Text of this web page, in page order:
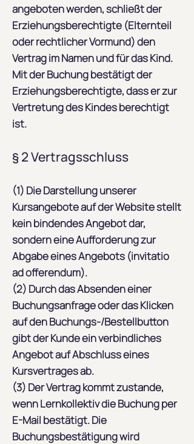
angeboten werden, schließt der
Erziehungsberechtigte (Elternteil
oder rechtlicher Vormund) den
Vertrag im Namen und für das Kind.
Mit der Buchung bestätigt der
Erziehungsberechtigte, dass er zur
Vertretung des Kindes berechtigt
ist.
§ 2 Vertragsschluss
(1) Die Darstellung unserer
Kursangebote auf der Website stellt
kein bindendes Angebot dar,
sondern eine Aufforderung zur
Abgabe eines Angebots (invitatio
ad offerendum).
(2) Durch das Absenden einer
Buchungsanfrage oder das Klicken
auf den Buchungs-/Bestellbutton
gibt der Kunde ein verbindliches
Angebot auf Abschluss eines
Kursvertrages ab.
(3) Der Vertrag kommt zustande,
wenn Lernkollektiv die Buchung per
E-Mail bestätigt. Die
Buchungsbestätigung wird